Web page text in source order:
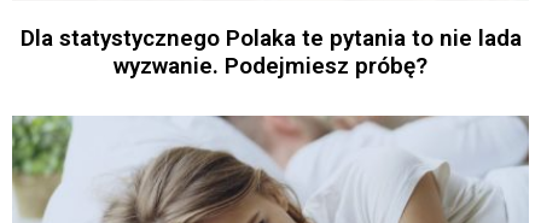
Dla statystycznego Polaka te pytania to nie lada
wyzwanie. Podejmiesz próbę?